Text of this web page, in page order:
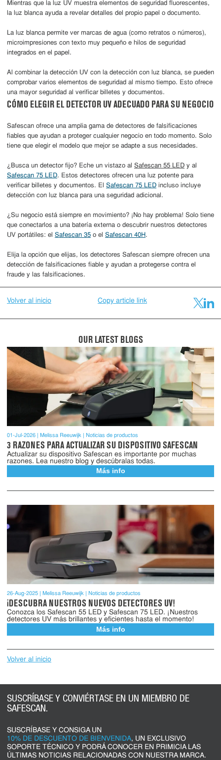
Mientras que la luz UV muestra elementos de seguridad fluorescentes,
la luz blanca ayuda a revelar detalles del propio papel o documento.
La luz blanca permite ver marcas de agua (como retratos o números),
microimpresiones con texto muy pequeño e hilos de seguridad
integrados en el papel.
Al combinar la detección UV con la detección con luz blanca, se pueden
comprobar varios elementos de seguridad al mismo tiempo. Esto ofrece
una mayor seguridad al verificar billetes y documentos.
CÓMO ELEGIR EL DETECTOR UV ADECUADO PARA SU NEGOCIO
Safescan ofrece una amplia gama de detectores de falsificaciones
fiables que ayudan a proteger cualquier negocio en todo momento. Solo
tiene que elegir el modelo que mejor se adapte a sus necesidades.
¿Busca un detector fijo? Eche un vistazo al Safescan 55 LED y al
Safescan 75 LED. Estos detectores ofrecen una luz potente para
verificar billetes y documentos. El Safescan 75 LED incluso incluye
detección con luz blanca para una seguridad adicional.
¿Su negocio está siempre en movimiento? ¡No hay problema! Solo tiene
que conectarlos a una batería externa o descubrir nuestros detectores
UV portátiles: el Safescan 35 o el Safescan 40H .
Elija la opción que elijas, los detectores Safescan siempre ofrecen una
detección de falsificaciones fiable y ayudan a protegerse contra el
fraude y las falsificaciones.
Volver al inicio Copy article link
OUR LATEST BLOGS
3 RAZONES PARA ACTUALIZAR SU DISPOSITIVO SAFESCAN
01-Jul-2026 Melissa Reeuwijk Noticias de productos
Actualizar su dispositivo Safescan es importante por muchas
razones. Lea nuestro blog y descúbralas todas.
Más info
¡DESCUBRA NUESTROS NUEVOS DETECTORES UV!
26-Aug-2025 Melissa Reeuwijk Noticias de productos
Conozca los Safescan 55 LED y Safescan 75 LED. ¡Nuestros
detectores UV más brillantes y eficientes hasta el momento!
Más info
Volver al inicio
SUSCRÍBASE Y CONVIÉRTASE EN UN MIEMBRO DE
SAFESCAN.
SUSCRÍBASE Y CONSIGA UN
10% DE DESCUENTO DE BIENVENIDA, UN EXCLUSIVO
SOPORTE TÉCNICO Y PODRÁ CONOCER EN PRIMICIA LAS
ÚLTIMAS NOTICIAS RELACIONADAS CON NUESTRA MARCA.